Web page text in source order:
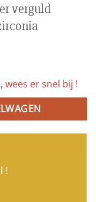
verguld
wees er snel bij !
!